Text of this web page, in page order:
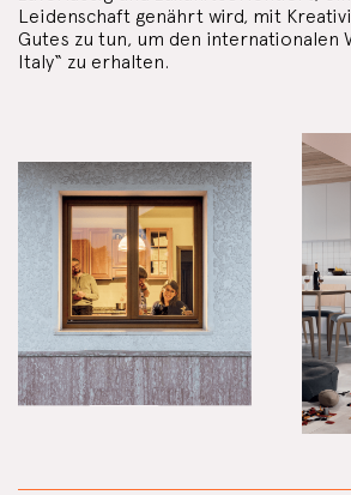
Leidenschaft genährt wird, mit
Gutes zu tun, um den internationalen
Italy“ zu erhalten.